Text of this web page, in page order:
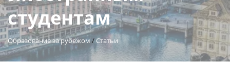
студентам
Образование за рубежом /Статьи